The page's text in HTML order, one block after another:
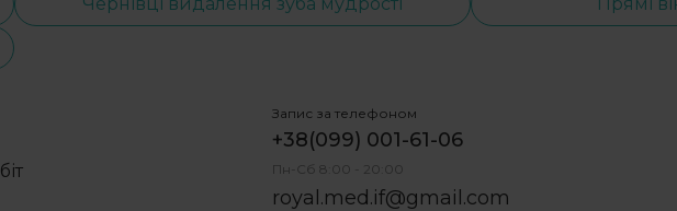
Запис за телефоном
+38(099) 001-61-06
Пн-Сб 8:00 - 20:00
royal.med.if@gmail.com